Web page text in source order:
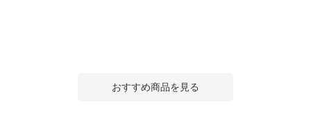
おすすめ商品を見る